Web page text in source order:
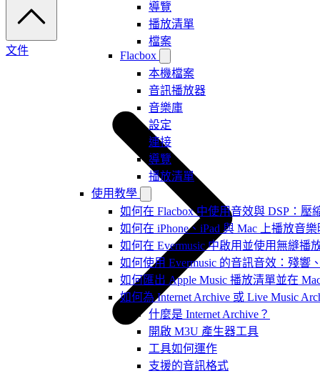
導覽
播放清單
檔案
Flacbox
本機檔案
音訊播放器
音樂庫
設定
連接
導覽
播放清單
使用教學
如何在 Flacbox 中使用音效與 DSP：壓
如何在 iPhone、iPad 與 Mac 上播放音
如何在 Evermusic 中啟用並使用無縫播
如何使用 Evermusic 的音訊音效：殘
如何匯出 Apple Music 播放清單並在
如何為 Internet Archive 或 Live Music
什麼是 Internet Archive？
開啟 M3U 產生器工具
工具如何運作
支援的音訊格式
文件